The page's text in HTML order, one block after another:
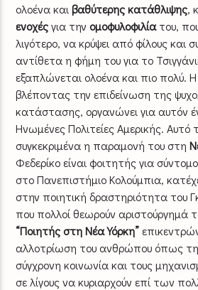
ολοένα καιβαθύτερης κατάθλιψης,
ενοχέςγια τηνομοφυλοφιλίατου,
λιγότερο, να κρύψει από φίλους και
αντίθετα η φήμη του για το
εξαπλώνεται ολοένα και πιο πολύ. Η
βλέποντας την επιδείνωση της
κατάστασης, οργανώνει για αυτόν
Ηνωμένες Πολιτείες Αμερικής. Αυτό
συγκεκριμένα η παραμονή του στη
Φεδερίκο είναι φοιτητής για
στο Πανεπιστήμιο Κολούμπια,
στην ποιητική δραστηριότητα του
που πολλοί θεωρούν αριστούργημά
“Ποιητής στη Νέα Υόρκη”
αλλοτρίωση του ανθρώπου όπως
σύγχρονη κοινωνία και τους
σε λίγους να κυριαρχούν επί των